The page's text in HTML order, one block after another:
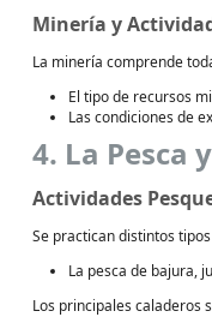
Minería y
La minería comprende
El tipo de recursos
Las condiciones de
4. La Pesca
Actividades
Se practican distintos
La pesca de bajura,
Los principales caladeros